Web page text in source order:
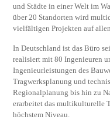
und Städte in einer Welt im
über 20 Standorten wird
vielfältigen Projekten auf
In Deutschland ist das Büro
realisiert mit 80 Ingenieuren
Ingenieurleistungen des
Tragwerksplanung und
Regionalplanung bis hin zu
erarbeitet das multikulturelle
höchstem Niveau.